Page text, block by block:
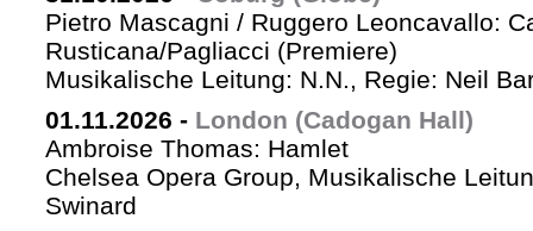
Pietro Mascagni / Ruggero Leoncavallo:
Rusticana/Pagliacci (Premiere)
Musikalische Leitung: N.N., Regie: Neil
01.11.2026 - London (Cadogan Hall)
Ambroise Thomas: Hamlet
Chelsea Opera Group, Musikalische
Swinard